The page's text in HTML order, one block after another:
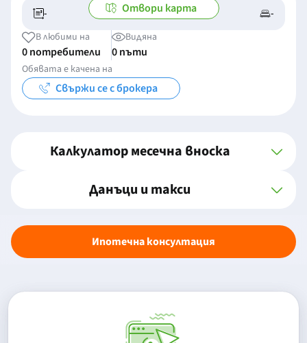
- -/- -
Отвори карта
В любими на
0 потребители
Видяна
0 пъти
Обявата е качена на
Свържи се с брокера
Калкулатор месечна вноска
Данъци и такси
Ипотечна консултация